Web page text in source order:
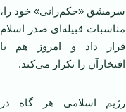
سرمشق «حکم‌رانی» خود را،
مناسبات قبیله‌ای صدر اسلام
قرار داد و امروز هم با
افتخارآن را تکرار می‌کند.
رژیم اسلامی هر گاه در